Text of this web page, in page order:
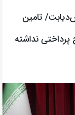
پیش‌دیابت‌/ تامین
پرداختی نداشته